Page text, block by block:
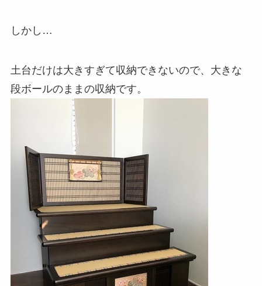
しかし…
土台だけは大きすぎて収納できないので、大きな
段ボールのままの収納です。